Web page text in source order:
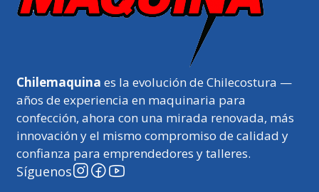
Chilemaquina es la evolución de Chilecostura —
años de experiencia en maquinaria para
confección, ahora con una mirada renovada, más
innovación y el mismo compromiso de calidad y
confianza para emprendedores y talleres.
Síguenos